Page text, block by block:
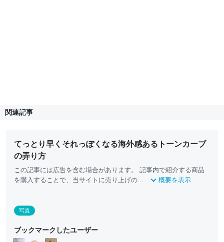
関連記事
てっとり早くそれっぽくなる海外感あるトーンカーブ
の弄り方
この記事には広告を含む場合があります。 記事内で紹介する商品
を購入することで、当サイトに売り上げの...
概要を表示
写真
ブックマークしたユーザー